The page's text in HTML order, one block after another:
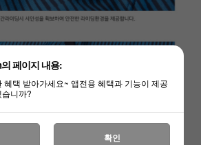
페이지 내용:
혜택 받아가세요~ 앱전용 혜택과 기능이 제공
니까?
확인